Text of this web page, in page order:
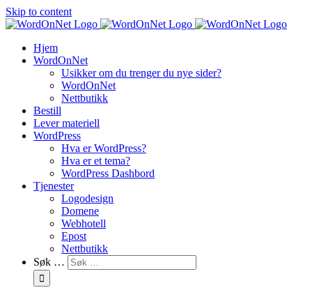
Skip to content
Hjem
WordOnNet
Usikker om du trenger du nye sider?
WordOnNet
Nettbutikk
Bestill
Lever materiell
WordPress
Hva er WordPress?
Hva er et tema?
WordPress Dashbord
Tjenester
Logodesign
Domene
Webhotell
Epost
Nettbutikk
Søk …